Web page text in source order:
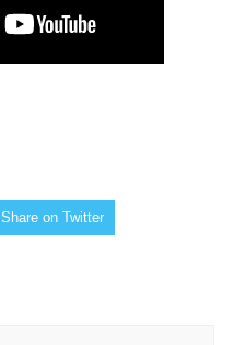
Share on Twitter